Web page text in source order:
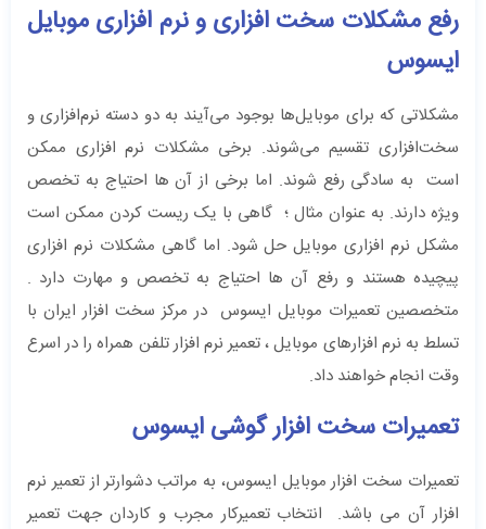
رفع مشکلات سخت افزاری و نرم افزاری موبایل
ایسوس
مشکلاتی که برای موبایل‌ها بوجود می‌آیند به دو دسته نرم‌افزاری و
سخت‌افزاری تقسیم می‌شوند. برخی مشکلات نرم افزاری ممکن
است به سادگی رفع شوند. اما برخی از آن ها احتیاج به تخصص
ویژه دارند. به عنوان مثال ؛ گاهی با یک ریست کردن ممکن است
مشکل نرم افزاری موبایل حل شود. اما گاهی مشکلات نرم افزاری
پیچیده هستند و رفع آن ها احتیاج به تخصص و مهارت دارد .
متخصصین تعمیرات موبایل ایسوس در مرکز سخت افزار ایران با
تسلط به نرم افزارهای موبایل ، تعمیر نرم افزار تلفن همراه را در اسرع
وقت انجام خواهند داد.
تعمیرات سخت افزار گوشی ایسوس
تعمیرات سخت افزار موبایل ایسوس، به مراتب دشوارتر از تعمیر نرم
افزار آن می باشد. انتخاب تعمیرکار مجرب و کاردان جهت تعمیر